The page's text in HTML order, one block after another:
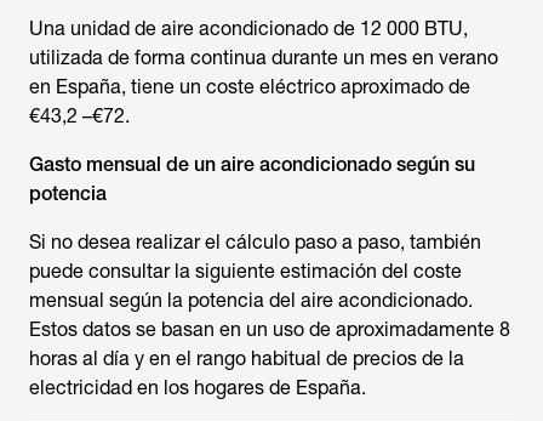
Una unidad de aire acondicionado de 12 000 BTU,
utilizada de forma continua durante un mes en verano
en España, tiene un coste eléctrico aproximado de
€43,2 –€72.
Gasto mensual de un aire acondicionado según su
potencia
Si no desea realizar el cálculo paso a paso, también
puede consultar la siguiente estimación del coste
mensual según la potencia del aire acondicionado.
Estos datos se basan en un uso de aproximadamente 8
horas al día y en el rango habitual de precios de la
electricidad en los hogares de España.